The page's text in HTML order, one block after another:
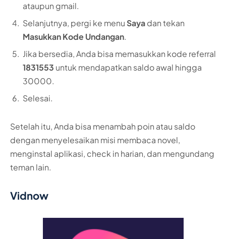
ataupun gmail.
Selanjutnya, pergi ke menu Sayadan tekan
Masukkan Kode Undangan.
Jika bersedia, Anda bisa memasukkan kode referral
1831553 untuk mendapatkan saldo awal hingga
30000.
Selesai.
Setelah itu, Anda bisa menambah poin atau saldo
dengan menyelesaikan misi membaca novel,
menginstal aplikasi, check in harian, dan mengundang
teman lain.
Vidnow